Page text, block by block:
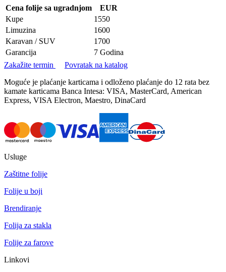
Cena folije sa ugradnjom
EUR
Kupe
1550
Limuzina
1600
Karavan / SUV
1700
Garancija
7 Godina
Zakažite termin
Povratak na katalog
Moguće je plaćanje karticama i odloženo plaćanje do 12 rata bez
kamate karticama Banca Intesa: VISA, MasterCard, American
Express, VISA Electron, Maestro, DinaCard
Usluge
Zaštitne folije
Folije u boji
Brendiranje
Folija za stakla
Folije za farove
Linkovi